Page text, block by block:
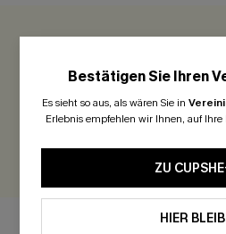
Seien Sie der
300 Punkte für Ihre
Bestätigen Sie Ihren
Es sieht so aus, als wären Sie in
Erlebnis empfehlen wir Ihnen, auf
ZU
HIER